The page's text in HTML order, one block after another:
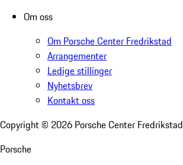
Om oss
Om Porsche Center Fredrikstad
Arrangementer
Ledige stillinger
Nyhetsbrev
Kontakt oss
Copyright © 2026 Porsche Center Fredrikstad
Porsche